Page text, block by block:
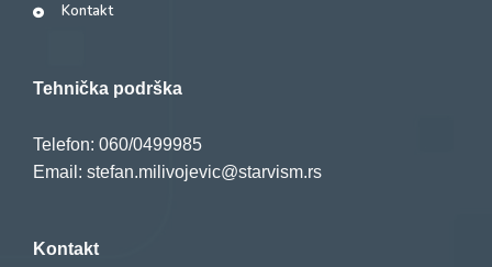
Kontakt
Tehnička podrška
Telefon: 060/0499985
Email: stefan.milivojevic@starvism.rs
Kontakt